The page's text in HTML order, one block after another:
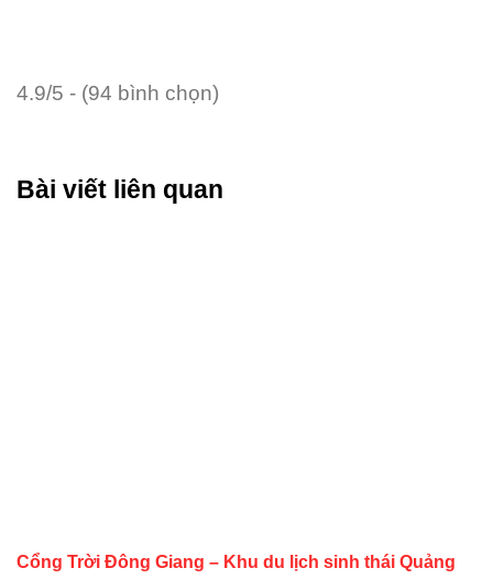
4.9/5 - (94 bình chọn)
Bài viết liên quan
Cổng Trời Đông Giang – Khu du lịch sinh thái Quảng